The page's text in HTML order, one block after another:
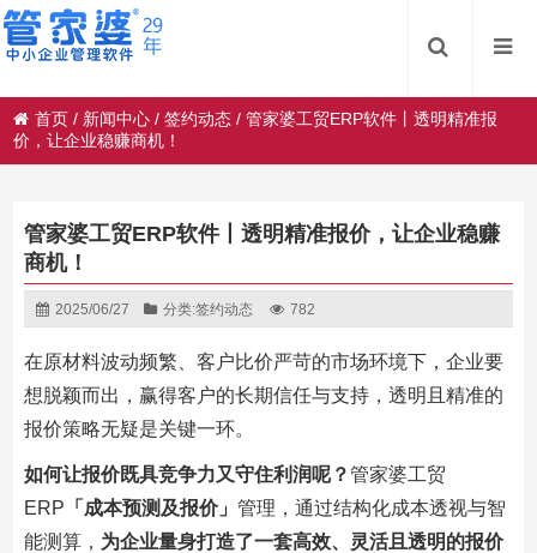
首页 / 新闻中心 /签约动态 /管家婆工贸ERP软件丨透明精准报
价，让企业稳赚商机！
管家婆工贸ERP软件丨透明精准报价，让企业稳赚
商机！
2025/06/27 分类:签约动态 782
在原材料波动频繁、客户比价严苛的市场环境下，企业要
想脱颖而出，赢得客户的长期信任与支持，透明且精准的
报价策略无疑是关键一环。
如何让报价既具竞争力又守住利润呢？管家婆工贸
ERP 「成本预测及报价」 管理，通过结构化成本透视与智
能测算， 为企业量身打造了一套高效、灵活且透明的报价